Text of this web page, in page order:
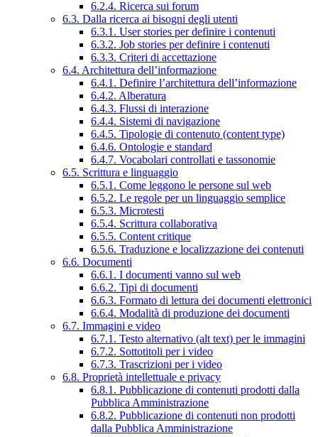
6.2.4. Ricerca sui forum
6.3. Dalla ricerca ai bisogni degli utenti
6.3.1. User stories per definire i contenuti
6.3.2. Job stories per definire i contenuti
6.3.3. Criteri di accettazione
6.4. Architettura dell’informazione
6.4.1. Definire l’architettura dell’informazione
6.4.2. Alberatura
6.4.3. Flussi di interazione
6.4.4. Sistemi di navigazione
6.4.5. Tipologie di contenuto (content type)
6.4.6. Ontologie e standard
6.4.7. Vocabolari controllati e tassonomie
6.5. Scrittura e linguaggio
6.5.1. Come leggono le persone sul web
6.5.2. Le regole per un linguaggio semplice
6.5.3. Microtesti
6.5.4. Scrittura collaborativa
6.5.5. Content critique
6.5.6. Traduzione e localizzazione dei contenuti
6.6. Documenti
6.6.1. I documenti vanno sul web
6.6.2. Tipi di documenti
6.6.3. Formato di lettura dei documenti elettronici
6.6.4. Modalità di produzione dei documenti
6.7. Immagini e video
6.7.1. Testo alternativo (alt text) per le immagini
6.7.2. Sottotitoli per i video
6.7.3. Trascrizioni per i video
6.8. Proprietà intellettuale e privacy
6.8.1. Pubblicazione di contenuti prodotti dalla
Pubblica Amministrazione
6.8.2. Pubblicazione di contenuti non prodotti
dalla Pubblica Amministrazione